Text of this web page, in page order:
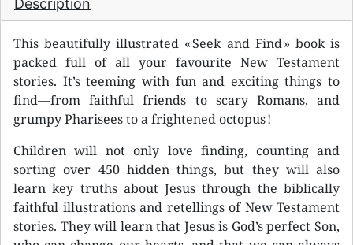
Description
This beautifully illustrated « Seek and Find » book is
packed full of all your favourite New Testament
stories. It’s teeming with fun and exciting things to
find—from faithful friends to scary Romans, and
grumpy Pharisees to a frightened octopus !
Children will not only love finding, counting and
sorting over 450 hidden things, but they will also
learn key truths about Jesus through the biblically
faithful illustrations and retellings of New Testament
stories. They will learn that Jesus is God’s perfect Son,